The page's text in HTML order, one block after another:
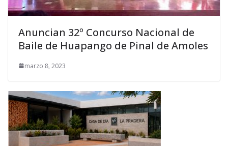
Anuncian 32º Concurso Nacional de
Baile de Huapango de Pinal de Amoles
marzo 8, 2023